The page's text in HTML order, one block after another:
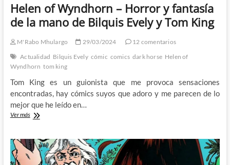
Helen of Wyndhorn – Horror y fantasía
de la mano de Bilquis Evely y Tom King
M'Rabo Mhulargo 29/03/2024
12 comentarios
Actualidad Bilquis Evely cómic comics dark horse Helen of
Wyndhorn tom king
Tom King es un guionista que me provoca sensaciones
encontradas, hay cómics suyos que adoro y me parecen de lo
mejor que he leído en…
Ver másHelen
–
Horror
y